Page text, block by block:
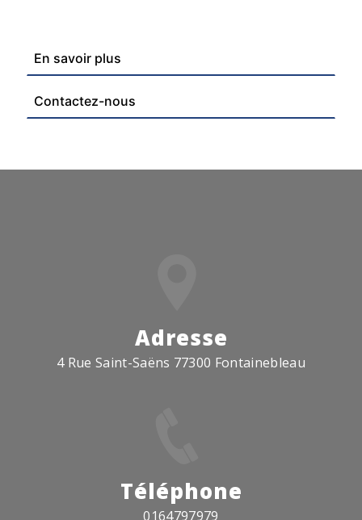
En savoir plus
Contactez-nous
Adresse
4 Rue Saint-Saëns 77300 Fontainebleau
Téléphone
0164797979